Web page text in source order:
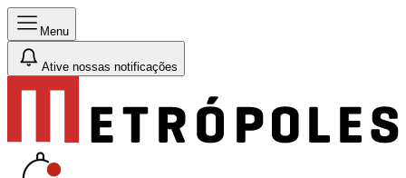
Menu
Ative nossas notificações